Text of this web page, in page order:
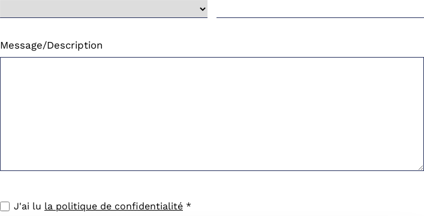
Message/Description
J'ai lu la politique de confidentialité *